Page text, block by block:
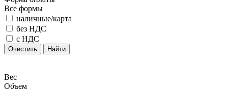
Все формы
наличные/карта
без НДС
с НДС
Очистить Найти
Вес
Объем